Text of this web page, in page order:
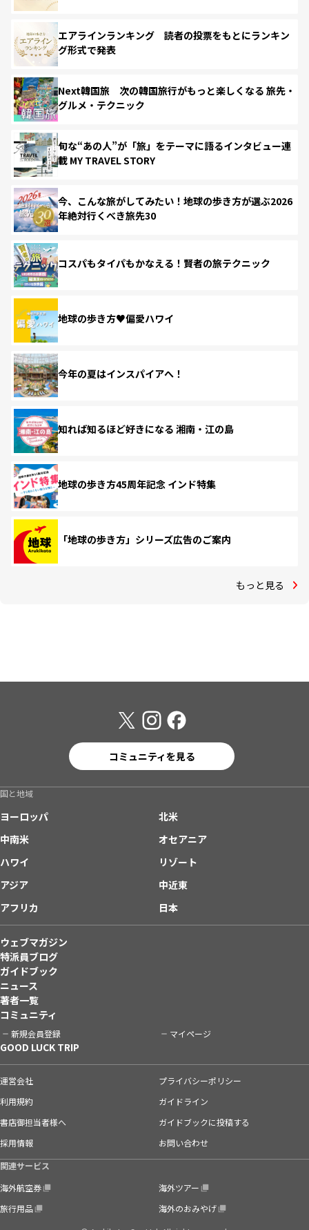
エアラインランキング 読者の投票をもとにランキン
グ形式で発表
Next韓国旅 次の韓国旅行がもっと楽しくなる 旅先・
グルメ・テクニック
旬な“あの人”が「旅」をテーマに語るインタビュー連
載 MY TRAVEL STORY
今、こんな旅がしてみたい！地球の歩き方が選ぶ2026
年絶対行くべき旅先30
コスパもタイパもかなえる！賢者の旅テクニック
地球の歩き方♥偏愛ハワイ
今年の夏はインスパイアへ！
知れば知るほど好きになる 湘南・江の島
地球の歩き方45周年記念 インド特集
「地球の歩き方」シリーズ広告のご案内
もっと見る
コミュニティを見る
国と地域
ヨーロッパ
北米
中南米
オセアニア
ハワイ
リゾート
アジア
中近東
アフリカ
日本
ウェブマガジン
特派員ブログ
ガイドブック
ニュース
著者一覧
コミュニティ
新規会員登録 マイページ
GOOD LUCK TRIP
運営会社
プライバシーポリシー
利用規約
ガイドライン
書店御担当者様へ
ガイドブックに投稿する
採用情報
お問い合わせ
関連サービス
海外航空券
海外ツアー
旅行用品
海外のおみやげ